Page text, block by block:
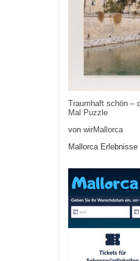
Traumhaft schön –
Mal Puzzle
von wirMallorca
Mallorca